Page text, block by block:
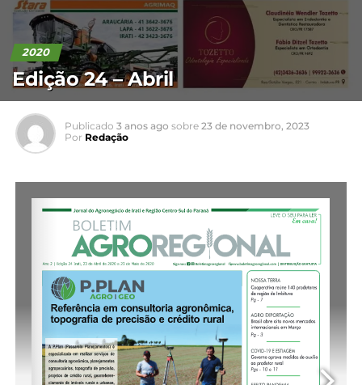
2020
Edição 24 – Abril
Publicado 3 anos ago sobre 23 de novembro, 2023
Por Redação